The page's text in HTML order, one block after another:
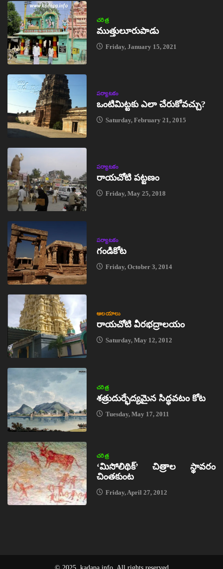
చరిత్ర
ముత్తులూరుపాడు
Friday, January 15, 2021
పర్యాటకం
ఒంటిమిట్టకు ఎలా చేరుకోవచ్చు?
Saturday, February 21, 2015
పర్యాటకం
రాయచోటి పట్టణం
Friday, May 25, 2018
పర్యాటకం
గండికోట
Friday, October 3, 2014
ఆలయాలు
రాయచోటి వీరభద్రాలయం
Saturday, May 12, 2012
చరిత్ర
శత్రుదుర్భేద్యమైన సిద్ధవటం కోట
Tuesday, May 17, 2011
చరిత్ర
‘మిసోలిథిక్‌’ చిత్రాల స్థావరం
చింతకుంట
Friday, April 27, 2012